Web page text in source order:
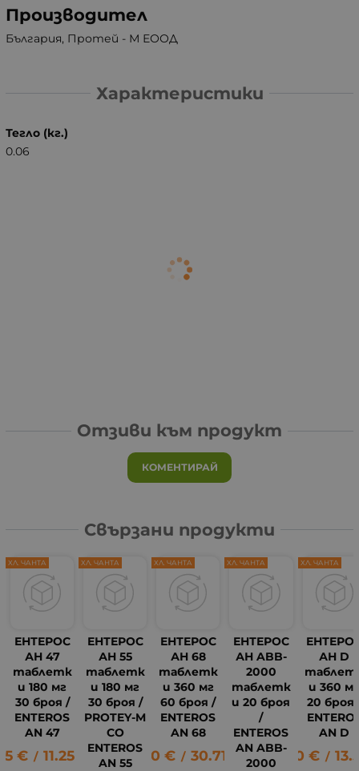
Производител
България, Протей - М ЕООД
Характеристики
Тегло (кг.)
0.06
Отзиви към продукт
КОМЕНТИРАЙ
Свързани продукти
ЕНТЕРОС
АН 47
таблетк
и 180 мг
30 броя /
ENTEROS
AN 47
€ / 11.25 лв.
ХЛ. ЧАНТА
ЕНТЕРОС
АН 55
таблетк
и 180 мг
30 броя /
PROTEY-M
CO
ENTEROS
AN 55
ХЛ. ЧАНТА
ЕНТЕРОС
АН 68
таблетк
и 360 мг
60 броя /
ENTEROS
AN 68
15.70 € / 30.71 лв.
ХЛ. ЧАНТА
ЕНТЕРОС
АН ABB-
2000
таблетк
и 20 броя
/
ENTEROS
AN ABB-
2000
ХЛ. ЧАНТА
АН D
и 360
20 броя
AN D
6.90 € /
ХЛ. ЧАНТА